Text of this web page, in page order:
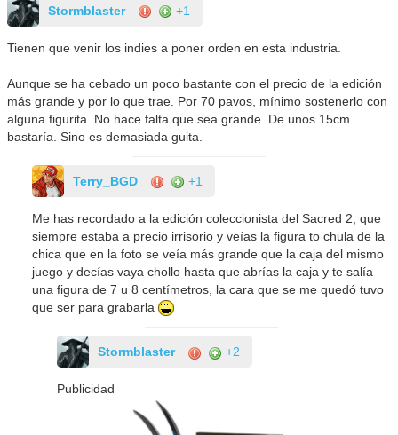
Stormblaster +1
Tienen que venir los indies a poner orden en esta industria.
Aunque se ha cebado un poco bastante con el precio de la edición
más grande y por lo que trae. Por 70 pavos, mínimo sostenerlo con
alguna figurita. No hace falta que sea grande. De unos 15cm
bastaría. Sino es demasiada guita.
Terry_BGD +1
Me has recordado a la edición coleccionista del Sacred 2, que
siempre estaba a precio irrisorio y veías la figura to chula de la
chica que en la foto se veía más grande que la caja del mismo
juego y decías vaya chollo hasta que abrías la caja y te salía
una figura de 7 u 8 centímetros, la cara que se me quedó tuvo
que ser para grabarla
Stormblaster +2
Publicidad